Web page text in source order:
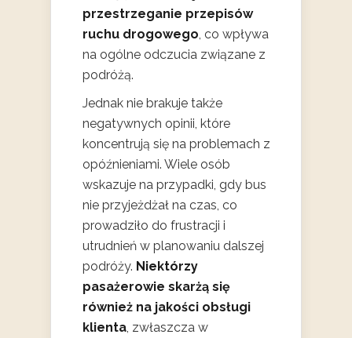
przestrzeganie przepisów
ruchu drogowego , co wpływa
na ogólne odczucia związane z
podróżą.
Jednak nie brakuje także
negatywnych opinii, które
koncentrują się na problemach z
opóźnieniami. Wiele osób
wskazuje na przypadki, gdy bus
nie przyjeżdżał na czas, co
prowadziło do frustracji i
utrudnień w planowaniu dalszej
podróży. Niektórzy
pasażerowie skarżą się
również na jakości obsługi
klienta , zwłaszcza w